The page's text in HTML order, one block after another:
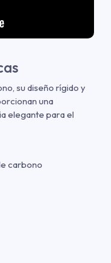
su diseño rígido y
una
elegante para el
carbono